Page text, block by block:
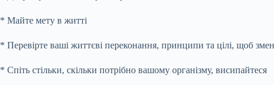
* Майте мету в житті
* Перевірте ваші життєві переконання, принципи та цілі, щоб
* Спіть стільки, скільки потрібно вашому організму, висипайтеся